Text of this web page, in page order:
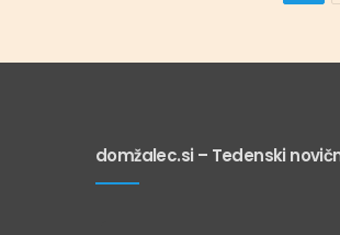
domžalec.si – Tedenski